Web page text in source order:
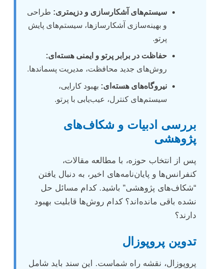
سیستم‌های آشکارسازی و دزیمتری: طراحی
و بهینه‌سازی آشکارسازها، سیستم‌های پایش
پرتو.
حفاظت در برابر پرتو و ایمنی هسته‌ای:
روش‌های جدید محافظت، مدیریت پسماندها.
نیروگاه‌های هسته‌ای: بهبود کارایی،
سیستم‌های کنترل، عیب‌یابی با پرتو.
بررسی ادبیات و شکاف‌های
پژوهشی
پس از انتخاب حوزه، با مطالعه مقالات،
کنفرانس‌ها و پایان‌نامه‌های اخیر، به دنبال یافتن
“شکاف‌های پژوهشی” باشید. کدام مسائل حل
نشده باقی مانده‌اند؟ کدام روش‌ها قابلیت بهبود
دارند؟
تدوین پروپوزال
پروپوزال، نقشه راه شماست. این سند باید شامل